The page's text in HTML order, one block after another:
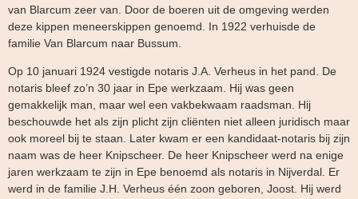
van Blarcum zeer van. Door de boeren uit de omgeving werden
deze kippen meneerskippen genoemd. In 1922 verhuisde de
familie Van Blarcum naar Bussum.
Op 10 januari 1924 vestigde notaris J.A. Verheus in het pand. De
notaris bleef zo’n 30 jaar in Epe werkzaam. Hij was geen
gemakkelijk man, maar wel een vakbekwaam raadsman. Hij
beschouwde het als zijn plicht zijn cliënten niet alleen juridisch maar
ook moreel bij te staan. Later kwam er een kandidaat-notaris bij zijn
naam was de heer Knipscheer. De heer Knipscheer werd na enige
jaren werkzaam te zijn in Epe benoemd als notaris in Nijverdal. Er
werd in de familie J.H. Verheus één zoon geboren, Joost. Hij werd